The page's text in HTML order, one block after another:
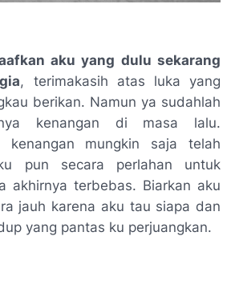
aku yang dulu sekarang
, terimakasih atas luka yang
berikan. Namun ya sudahlah
kenangan di masa lalu.
kenangan mungkin saja telah
pun secara perlahan untuk
akhirnya terbebas. Biarkan aku
jauh karena aku tau siapa dan
yang pantas ku perjuangkan.